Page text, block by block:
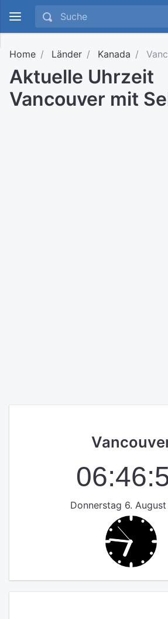
Home Länder Kanada
Aktuelle Uhrzeit
Vancouver mit
Donnerstag 6.